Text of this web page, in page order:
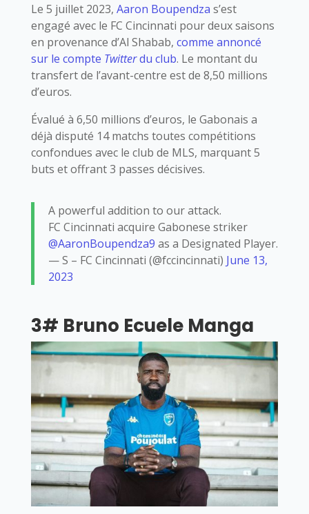
Le 5 juillet 2023, Aaron Boupendza s’est
engagé avec le FC Cincinnati pour deux saisons
en provenance d’Al Shabab, comme annoncé
sur le compte Twitterdu club. Le montant du
transfert de l’avant-centre est de 8,50 millions
d’euros.
Évalué à 6,50 millions d’euros, le Gabonais a
déjà disputé 14 matchs toutes compétitions
confondues avec le club de MLS, marquant 5
buts et offrant 3 passes décisives.
A powerful addition to our attack.
FC Cincinnati acquire Gabonese striker
@AaronBoupendza9 as a Designated Player.
— S – FC Cincinnati (@fccincinnati) June 13,
2023
3# Bruno Ecuele Manga